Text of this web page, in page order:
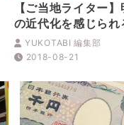
【ご当地ライター
の近代化を感じられ
ん”島津 斉彬ゆかり
巌園」に行こう
YUKOTABI 編集部
2018-08-21